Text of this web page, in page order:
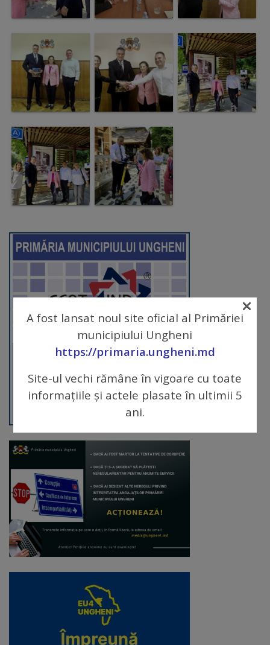
Obiective
turistice
Sculpturi
(harta
sculpturilor)
Monumente
arhitecturale
Personalități
Sportivi
de
performanță
Orașul
imagini
Galerie
Galerii
foto
Administrație
Primărie
Primar
Viceprimari
Organigrama
A fost lansat noul site oficial al Primăriei
municipiului Ungheni
https://primaria.ungheni.md
Site-ul vechi rămâne în vigoare cu toate
informațiile și actele plasate în ultimii 5
ani.
×